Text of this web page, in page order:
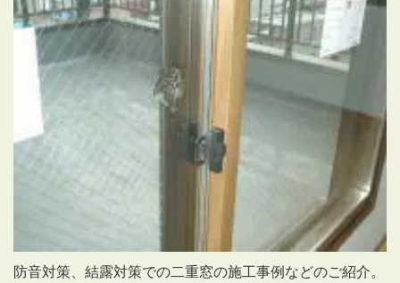
防音対策、結露対策での二重窓の施工事例などのご紹介。